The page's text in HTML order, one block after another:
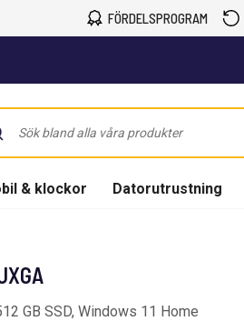
FÖRDELSPROGRAM
& klockor Datorutrustning
GB SSD, Windows 11 Home